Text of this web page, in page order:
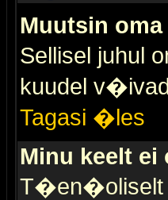
Muutsin
Sellisel juhul
kuudel
Tagasi �les
Minu keelt ei
T�en�oliselt